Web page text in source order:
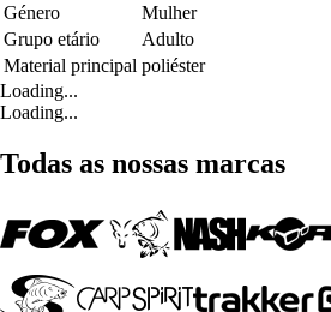
Género
Mulher
Grupo etário
Adulto
Material principal poliéster
Loading...
Loading...
Todas as nossas marcas